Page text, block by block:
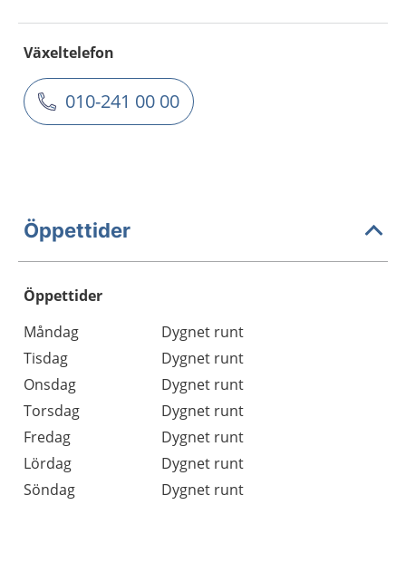
Växeltelefon
010-241 00 00
Öppettider
Öppettider
Dag
Öppettider
Kommentarer
Måndag
Dygnet runt
Tisdag
Dygnet runt
Onsdag
Dygnet runt
Torsdag
Dygnet runt
Fredag
Dygnet runt
Lördag
Dygnet runt
Söndag
Dygnet runt